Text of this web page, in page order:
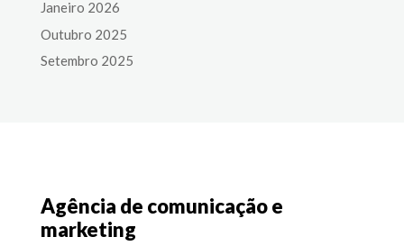
Janeiro 2026
Outubro 2025
Setembro 2025
Agência de comunicação e
marketing